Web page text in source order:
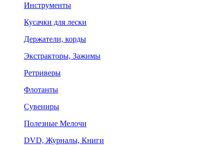
Инструменты
Кусачки для лески
Держатели, корды
Экстракторы, Зажимы
Ретриверы
Флотанты
Сувениры
Полезные Мелочи
DVD, Журналы, Книги